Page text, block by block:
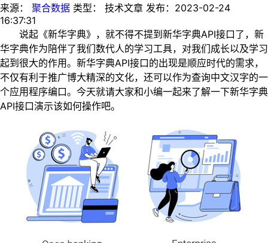
来源： 聚合数据 类型： 技术文章 发布： 2023-02-24
16:37:31
说起《新华字典》，就不得不提到新华字典API接口了，新
华字典作为陪伴了我们数代人的学习工具，对我们成长以及学习
起到很大的作用。新华字典API接口的出现是顺应时代的需求，
不仅有利于推广博大精深的文化，还可以作为查询中文汉字的一
个应用程序编口。今天就请大家和小编一起来了解一下新华字典
API接口演示该如何操作吧。